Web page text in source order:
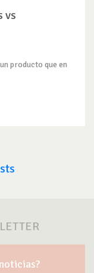
vs
producto que en